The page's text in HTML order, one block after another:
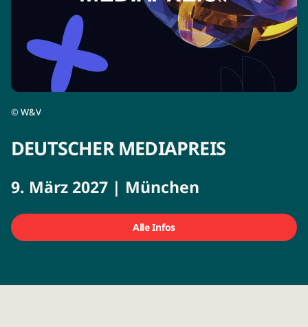
©W&V
DEUTSCHER MEDIAPREIS
9. März 2027 | München
Alle Infos